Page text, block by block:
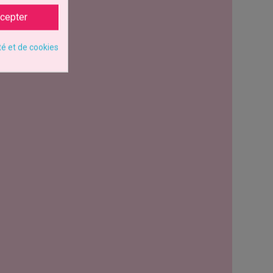
et de cookies